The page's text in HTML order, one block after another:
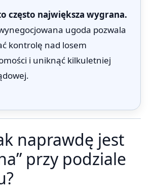
często największa wygrana.
ugoda pozwala
kontrolę nad losem
i uniknąć kilkuletniej
naprawdę jest
przy podziale